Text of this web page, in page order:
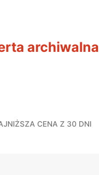
archiwalna
CENA Z 30 DNI